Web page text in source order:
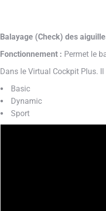
Balayage (Check) des
Fonctionnement : Permet le
Dans le Virtual Cockpit Plus.
Basic
Dynamic
Sport